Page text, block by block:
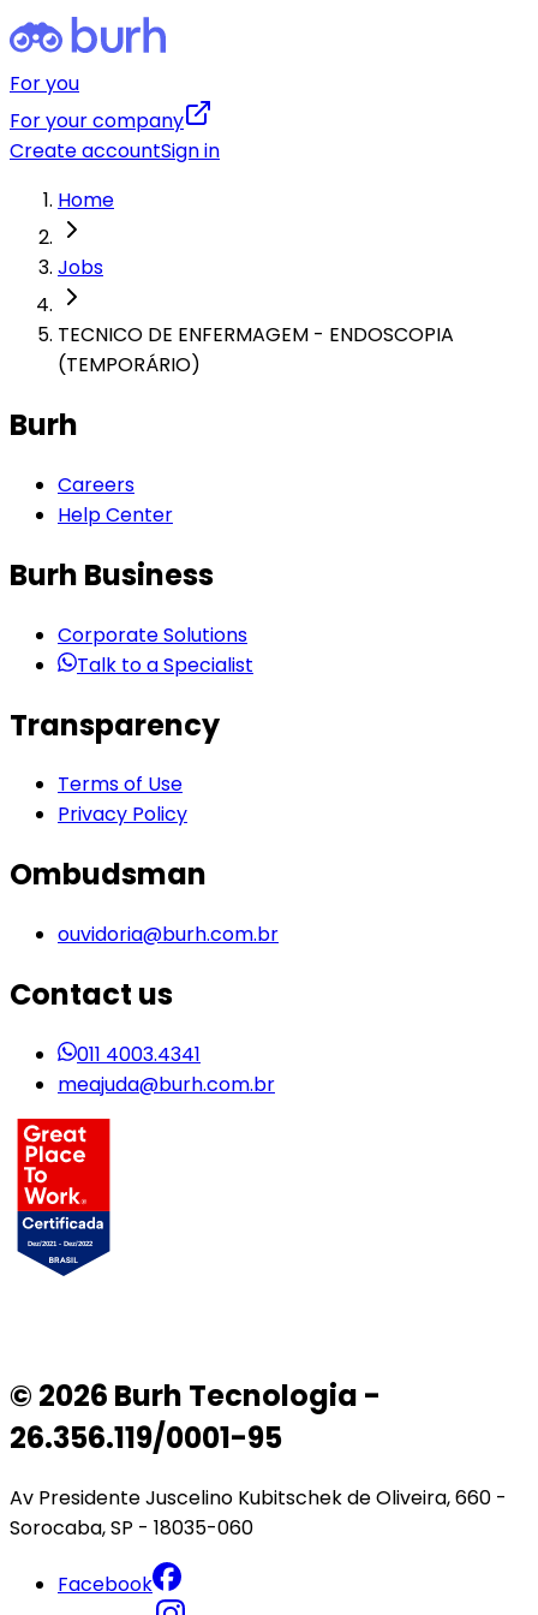
For you
For your company
Create accountSign in
Home
Jobs
TECNICO DE ENFERMAGEM - ENDOSCOPIA
(TEMPORÁRIO)
Burh
Careers
Help Center
Burh Business
Corporate Solutions
Talk to a Specialist
Transparency
Terms of Use
Privacy Policy
Ombudsman
ouvidoria@burh.com.br
Contact us
011 4003.4341
meajuda@burh.com.br
© 2026 Burh Tecnologia -
26.356.119/0001-95
Av Presidente Juscelino Kubitschek de Oliveira, 660 -
Sorocaba, SP - 18035-060
Facebook